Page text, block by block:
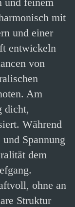
mit
und einer
entwickeln
von
Am
dicht,
Während
Spannung
dem
ohne an
Struktur